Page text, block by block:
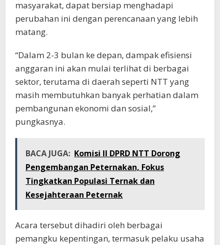
masyarakat, dapat bersiap menghadapi
perubahan ini dengan perencanaan yang lebih
matang.
“Dalam 2-3 bulan ke depan, dampak efisiensi
anggaran ini akan mulai terlihat di berbagai
sektor, terutama di daerah seperti NTT yang
masih membutuhkan banyak perhatian dalam
pembangunan ekonomi dan sosial,”
pungkasnya.
BACA JUGA: Komisi II DPRD NTT Dorong
Pengembangan Peternakan, Fokus
Tingkatkan Populasi Ternak dan
Kesejahteraan Peternak
Acara tersebut dihadiri oleh berbagai
pemangku kepentingan, termasuk pelaku usaha